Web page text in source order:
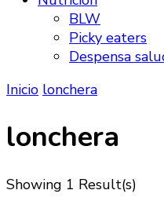
BLW
Picky eaters
Despensa
Inicio lonchera
lonchera
Showing 1 Result(s)